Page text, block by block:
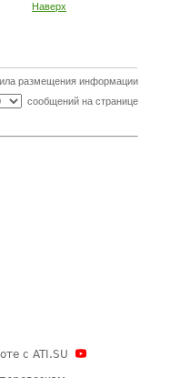
Наверх
размещения информации
сообщений на странице
с ATI.SU